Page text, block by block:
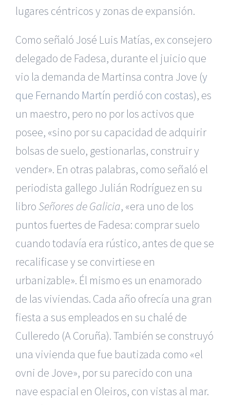
lugares céntricos y zonas de expansión.
Como señaló José Luis Matías, ex consejero
delegado de Fadesa, durante el juicio que
vio la demanda de Martinsa contra Jove (y
que Fernando Martín perdió con costas), es
un maestro, pero no por los activos que
posee, «sino por su capacidad de adquirir
bolsas de suelo, gestionarlas, construir y
vender». En otras palabras, como señaló el
periodista gallego Julián Rodríguez en su
libroSeñores de Galicia, «era uno de los
puntos fuertes de Fadesa: comprar suelo
cuando todavía era rústico, antes de que se
recalificase y se convirtiese en
urbanizable». Él mismo es un enamorado
de las viviendas. Cada año ofrecía una gran
fiesta a sus empleados en su chalé de
Culleredo (A Coruña). También se construyó
una vivienda que fue bautizada como «el
ovni de Jove», por su parecido con una
nave espacial en Oleiros, con vistas al mar.